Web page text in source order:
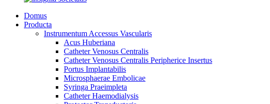
Domus
Producta
Instrumentum Accessus Vascularis
Acus Huberiana
Catheter Venosus Centralis
Catheter Venosus Centralis Peripherice Insertus
Portus Implantabilis
Microsphaerae Embolicae
Syringa Praeimpleta
Catheter Haemodialysis